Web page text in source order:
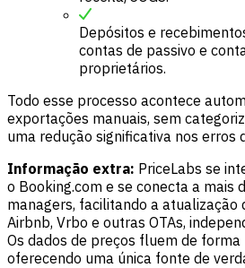
Depósitos e
contas de passivo e
proprietários.
Todo esse processo acontece
exportações manuais, sem
uma redução significativa nos erros
Informação extra: PriceLabs se
o Booking.com e se conecta a mais
managers, facilitando a atualização
Airbnb, Vrbo e outras OTAs,
Os dados de preços fluem de forma
oferecendo uma única fonte de